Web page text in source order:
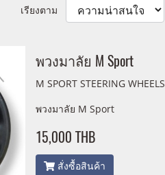
เรียงตาม
พวงมาลัย M Sport
M SPORT STEERING WHEELS
พวงมาลัย M Sport
15,000 THB
สั่งซื้อสินค้า